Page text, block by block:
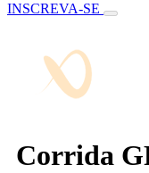
INSCREVA-SE
Corrida